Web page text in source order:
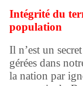
Intégrité du
population
Il n’est un
gérées dans
la nation par